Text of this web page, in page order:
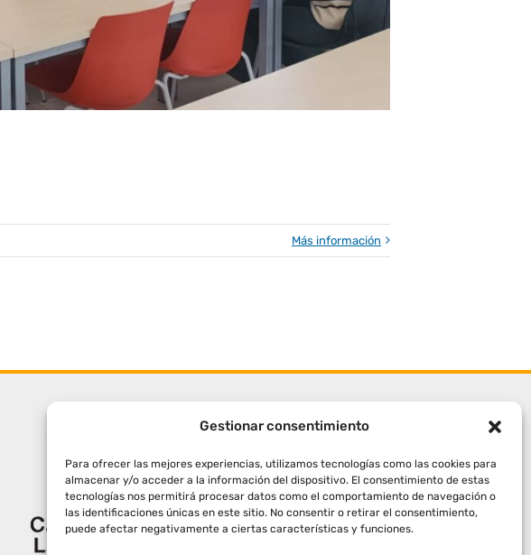
Gestionar consentimiento
Para ofrecer las mejores experiencias, utilizamos tecnologías como las cookies para
almacenar y/o acceder a la información del dispositivo. El consentimiento de estas
tecnologías nos permitirá procesar datos como el comportamiento de navegación o
las identificaciones únicas en este sitio. No consentir o retirar el consentimiento,
puede afectar negativamente a ciertas características y funciones.
Más información